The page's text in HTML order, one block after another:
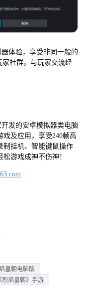
体验，享受非同一般的
家社群，与玩家交流经
发的安卓模拟器类电脑
及应用，享受240帧高
制挂机、智能键鼠操作
游戏成神不伤神！
皇朝电脑版
烈焰皇朝》手游